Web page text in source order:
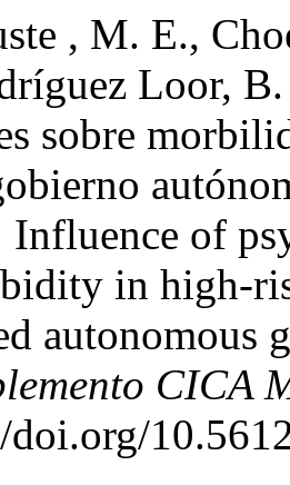
, M. E.,
Loor,
sobre
Influence of
in high-
autonomous
CICA